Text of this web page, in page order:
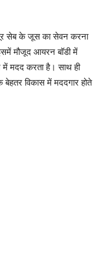
सेब के जूस का सेवन करना
मौजूद आयरन बॉडी में
में मदद करता है। साथ ही
विकास में मददगार होते